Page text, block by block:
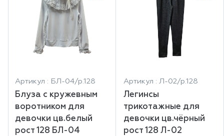
Артикул : БЛ-04/р.128
Блуза с кружевным
воротником для
девочки цв.белый
рост 128 БЛ-04
Артикул : Л-02/р.128
Легинсы
трикотажные для
девочки цв.чёрный
рост 128 Л-02